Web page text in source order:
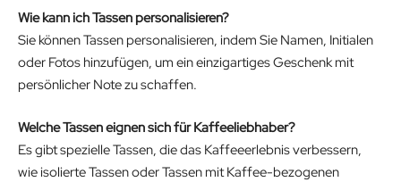
Wie kann ich Tassen personalisieren?
Sie können Tassen personalisieren, indem Sie Namen, Initialen
oder Fotos hinzufügen, um ein einzigartiges Geschenk mit
persönlicher Note zu schaffen.
Welche Tassen eignen sich für Kaffeeliebhaber?
Es gibt spezielle Tassen, die das Kaffeeerlebnis verbessern,
wie isolierte Tassen oder Tassen mit Kaffee-bezogenen